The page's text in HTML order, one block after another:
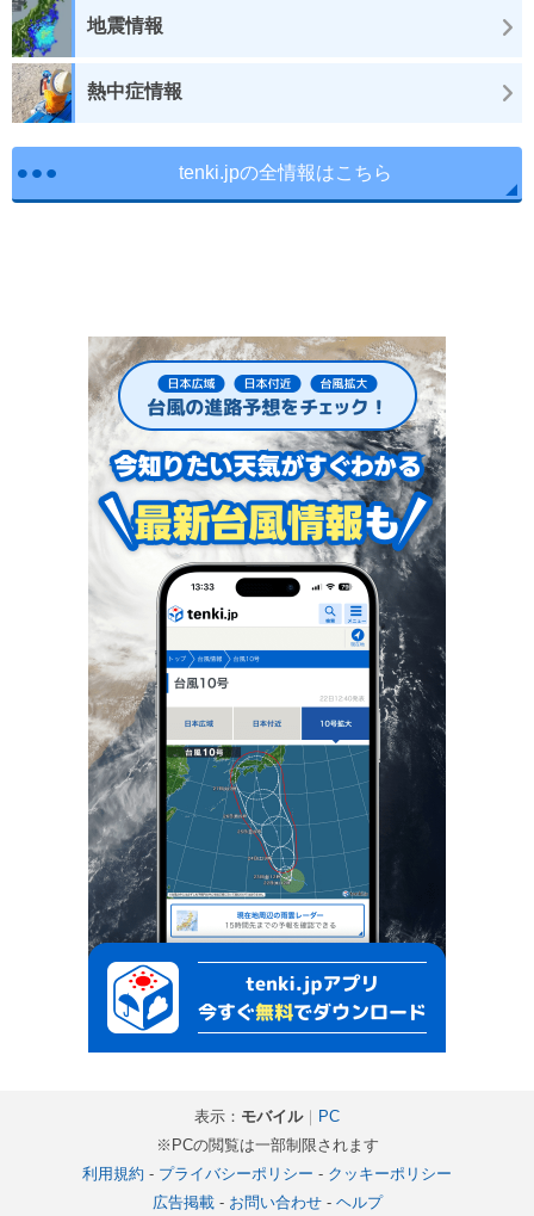
地震情報
熱中症情報
tenki.jpの全情報はこちら
表示： モバイル｜ PC
※PCの閲覧は一部制限されます
利用規約 - プライバシーポリシー - クッキーポリシー
広告掲載- お問い合わせ- ヘルプ